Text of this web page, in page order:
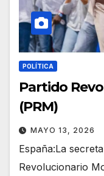
POLÍTICA
Partido
(PRM)
MAYO 13, 2026
España:La
Revolucionario